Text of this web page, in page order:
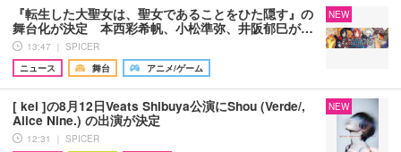
『転生した大聖女は、聖女であることをひた隠す』の
舞台化が決定 本西彩希帆、小松準弥、井阪郁巳が…
13:47 ｜ SPICER
ニュース
舞台 アニメ/ゲーム
NEW
[ kei ]の8月12日Veats Shibuya公演にShou (Verde/,
Alice Nine.) の出演が決定
12:31 ｜ SPICER
NEW